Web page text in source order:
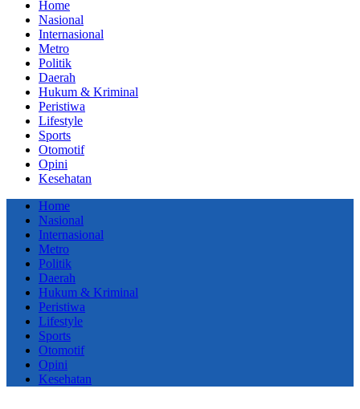
Home
Nasional
Internasional
Metro
Politik
Daerah
Hukum & Kriminal
Peristiwa
Lifestyle
Sports
Otomotif
Opini
Kesehatan
Home
Nasional
Internasional
Metro
Politik
Daerah
Hukum & Kriminal
Peristiwa
Lifestyle
Sports
Otomotif
Opini
Kesehatan